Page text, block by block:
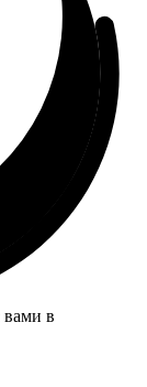
в